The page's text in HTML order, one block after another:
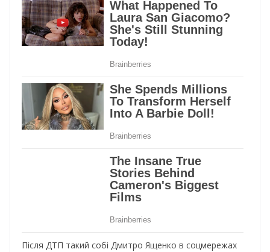
Після ДТП такий собі Дмитро Ященко в соцмережах